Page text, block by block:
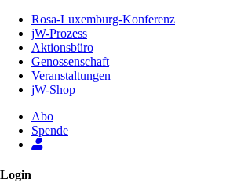
Inhalt
Seite
Rosa-Luxemburg-Konferenz
jW-Prozess
Aktionsbüro
Genossenschaft
Veranstaltungen
jW-Shop
Abo
Spende
Login